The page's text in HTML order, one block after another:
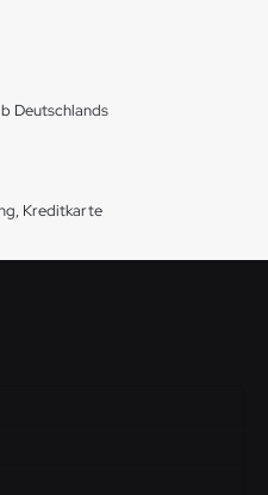
Deutschlands
Kreditkarte